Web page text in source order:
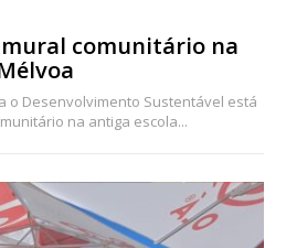
comunitário na
o Desenvolvimento Sustentável está
na antiga escola...